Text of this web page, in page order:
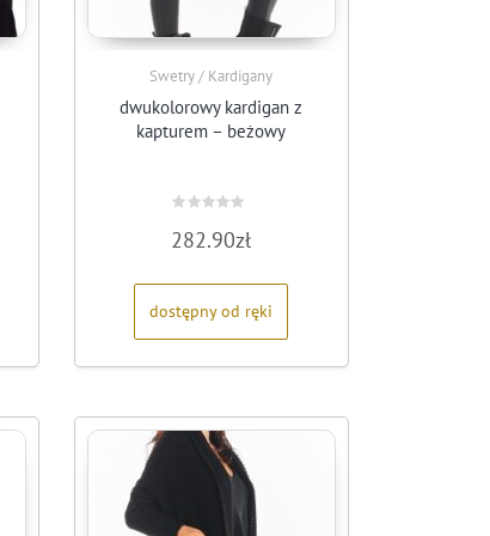
Swetry / Kardigany
dwukolorowy kardigan z
kapturem – beżowy
0
na
282.90zł
dostępny od ręki